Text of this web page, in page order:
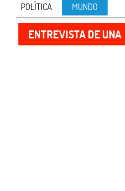
POLÍTICA MUNDO
ENTREVISTA DE UNA